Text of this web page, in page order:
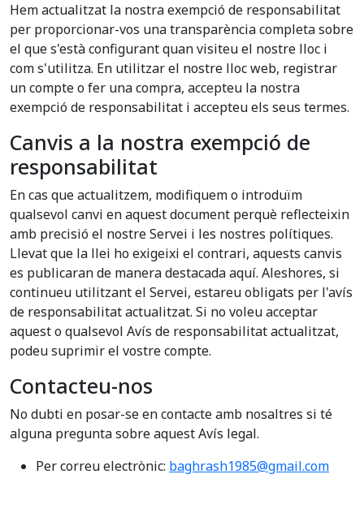
Hem actualitzat la nostra exempció de responsabilitat
per proporcionar-vos una transparència completa sobre
el que s'està configurant quan visiteu el nostre lloc i
com s'utilitza. En utilitzar el nostre lloc web, registrar
un compte o fer una compra, accepteu la nostra
exempció de responsabilitat i accepteu els seus termes.
Canvis a la nostra exempció de
responsabilitat
En cas que actualitzem, modifiquem o introduïm
qualsevol canvi en aquest document perquè reflecteixin
amb precisió el nostre Servei i les nostres polítiques.
Llevat que la llei ho exigeixi el contrari, aquests canvis
es publicaran de manera destacada aquí. Aleshores, si
continueu utilitzant el Servei, estareu obligats per l'avís
de responsabilitat actualitzat. Si no voleu acceptar
aquest o qualsevol Avís de responsabilitat actualitzat,
podeu suprimir el vostre compte.
Contacteu-nos
No dubti en posar-se en contacte amb nosaltres si té
alguna pregunta sobre aquest Avís legal.
Per correu electrònic: baghrash1985@gmail.com